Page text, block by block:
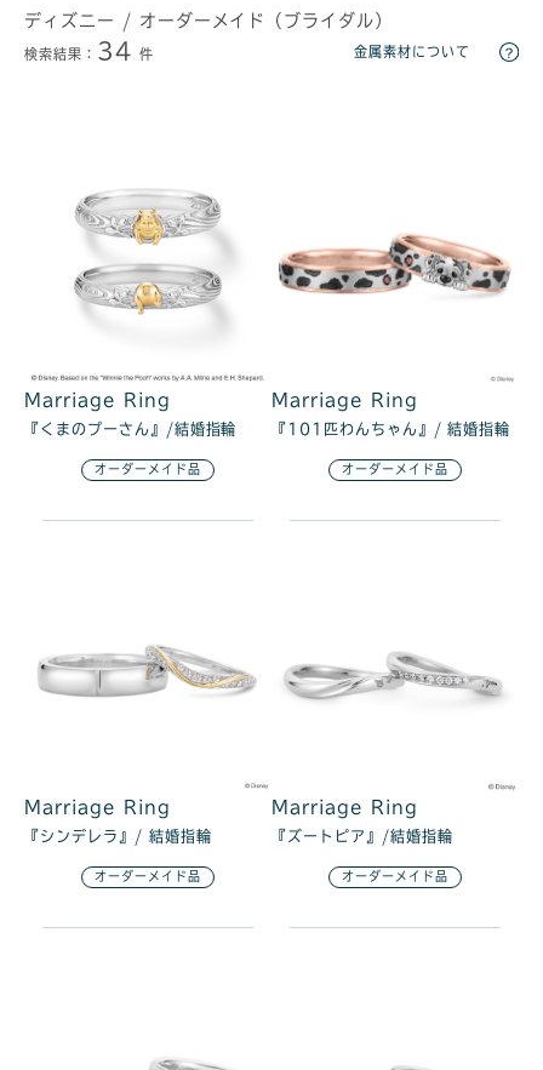
ディズニー / オーダーメイド（ブライダル）
検索結果： 34 件 金属素材について
Marriage Ring
『くまのプーさん』/結婚指輪
オーダーメイド品
Marriage Ring
『101匹わんちゃん』/ 結婚指輪
オーダーメイド品
Marriage Ring
『シンデレラ』/ 結婚指輪
オーダーメイド品
Marriage Ring
『ズートピア』/結婚指輪
オーダーメイド品